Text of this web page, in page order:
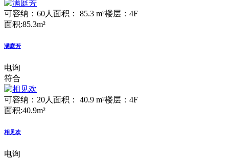
可容纳：60人 面积： 85.3 m²楼层：4F
面积:85.3m²
满庭芳
电询
符合
可容纳：20人 面积： 40.9 m²楼层：4F
面积:40.9m²
相见欢
电询